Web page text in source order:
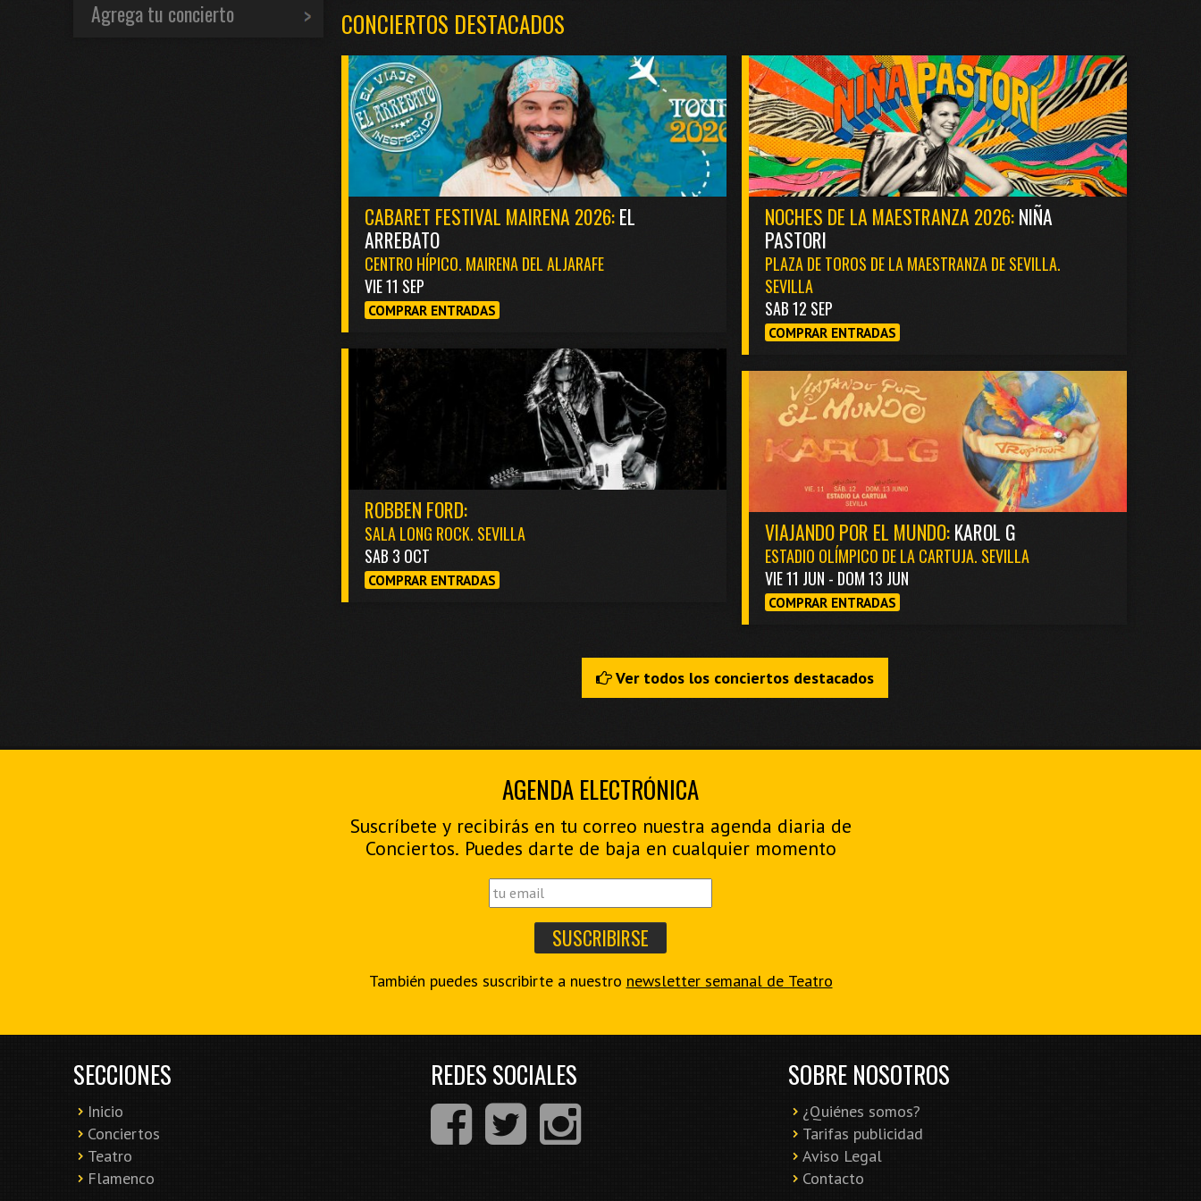
CONCIERTOS DESTACADOS
CABARET FESTIVAL MAIRENA 2026:EL
ARREBATO
CENTRO HÍPICO. MAIRENA DEL ALJARAFE
VIE 11 SEP
COMPRAR ENTRADAS
NOCHES DE LA MAESTRANZA 2026:NIÑA
PASTORI
PLAZA DE TOROS DE LA MAESTRANZA DE SEVILLA.
SEVILLA
SAB 12 SEP
COMPRAR ENTRADAS
ROBBEN FORD:
SALA LONG ROCK. SEVILLA
SAB 3 OCT
COMPRAR ENTRADAS
VIAJANDO POR EL MUNDO:KAROL G
ESTADIO OLÍMPICO DE LA CARTUJA. SEVILLA
VIE 11 JUN - DOM 13 JUN
COMPRAR ENTRADAS
Ver todos los conciertos destacados
Agrega tu concierto
AGENDA ELECTRÓNICA
Suscríbete y recibirás en tu correo nuestra agenda diaria de
Conciertos. Puedes darte de baja en cualquier momento
También puedes suscribirte a nuestro newsletter semanal de Teatro
SECCIONES
Inicio
Conciertos
Teatro
Flamenco
REDES SOCIALES SOBRE NOSOTROS
¿Quiénes somos?
Tarifas publicidad
Aviso Legal
Contacto